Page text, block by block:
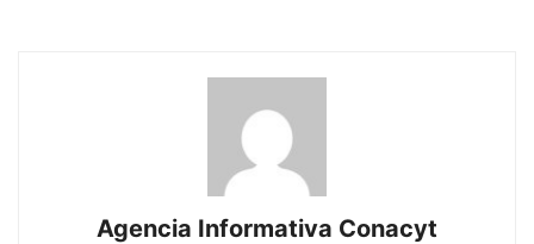
Agencia Informativa Conacyt